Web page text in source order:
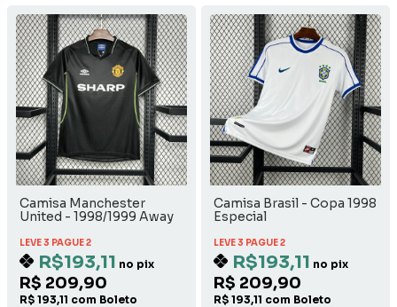
Camisa Manchester
United - 1998/1999 Away
LEVE 3 PAGUE 2
R$193,11 no pix
R$ 209,90
R$ 193,11 com Boleto
Camisa Brasil - Copa 1998
Especial
LEVE 3 PAGUE 2
R$193,11 no pix
R$ 209,90
R$ 193,11 com Boleto